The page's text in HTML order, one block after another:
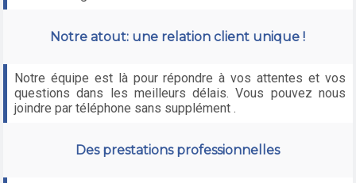
Notre atout: une relation client unique !
Notre équipe est là pour répondre à vos attentes et vos
questions dans les meilleurs délais. Vous pouvez nous
joindre par téléphone sans supplément .
Des prestations professionnelles